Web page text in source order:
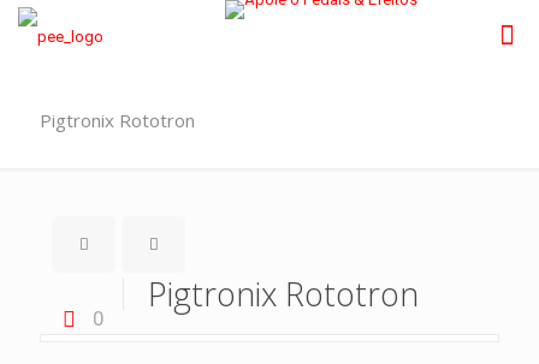
Pigtronix Rototron
0
Pigtronix Rototron